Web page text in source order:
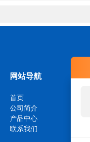
网站导航
首页
公司简介
产品中心
联系我们